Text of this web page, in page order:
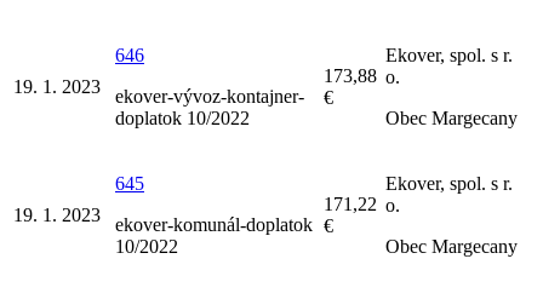
19. 1. 2023
646
ekover-vývoz-kontajner-
doplatok 10/2022
173,88
€
Ekover, spol. s r.
o.
Obec Margecany
19. 1. 2023
645
ekover-komunál-doplatok
10/2022
171,22
€
Ekover, spol. s r.
o.
Obec Margecany